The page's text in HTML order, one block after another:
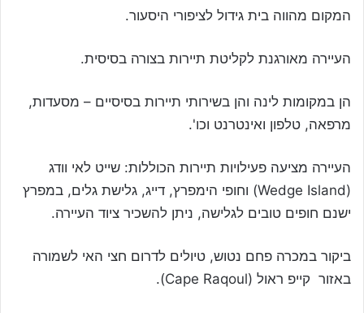
המקום מהווה בית גידול לציפורי היסעור.
העיירה מאורגנת לקליטת תיירות בצורה בסיסית.
הן במקומות לינה והן בשירותי תיירות בסיסיים – מסעדות,
מרפאה, טלפון ואינטרנט וכו'.
העיירה מציעה פעילויות תיירות הכוללות: שייט לאי וודג
(
Wedge Island) וחופי הימפרץ, דייג, גלישת גלים, במפרץ
ישנם חופים טובים לגלישה, ניתן להשכיר ציוד העיירה.
ביקור במכרה פחם נטוש, טיולים לדרום חצי האי לשמורה
באזור קייפ ראול (Cape Raqoul
).